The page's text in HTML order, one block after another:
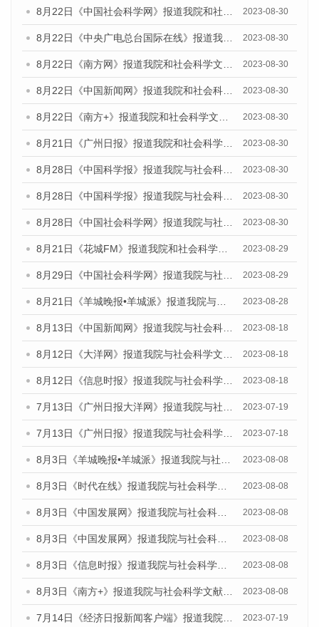
8月22日《中国社会科学网》报道我院和社会科学文献出版社联合发布《广州数字经济发展报告（2023）》蓝皮书的媒体报道 2023-08-30
8月22日《中央广电总台国际在线》报道我院和社会科学文献出版社联合发布《广州数字经济发展报告（2023）》蓝皮书的媒体报道 2023-08-30
8月22日《南方网》报道我院和社会科学文献出版社联合发布《广州数字经济发展报告（2023）》蓝皮书的媒体报道 2023-08-30
8月22日《中国新闻网》报道我院和社会科学文献出版社联合发布《广州数字经济发展报告（2023）》蓝皮书的媒体报道 2023-08-30
8月22日《南方+》报道我院和社会科学文献出版社联合发布《广州数字经济发展报告（2023）》蓝皮书的媒体报道 2023-08-30
8月21日《广州日报》报道我院和社会科学文献出版社联合发布《广州数字经济发展报告（2023）》蓝皮书的媒体文章 2023-08-30
8月28日《中国科学报》报道我院与社会科学文献出版社联合发布《广州蓝皮书：广州创新型城市发展报告（2023）》的媒体文章 2023-08-30
8月28日《中国科学报》报道我院与社会科学文献出版社联合发布《广州蓝皮书：广州创新型城市发展报告（2023）》的媒体文章 2023-08-30
8月28日《中国社会科学网》报道我院与社会科学文献出版社联合发布《广州蓝皮书：广州创新型城市发展报告（2023）》的媒体文章 2023-08-30
8月21日《花城FM》报道我院和社会科学文献出版社联合发布《广州数字经济发展报告（2023）》蓝皮书的媒体文章 2023-08-29
8月29日《中国社会科学网》报道我院与社会科学文献出版社联合发布《广州蓝皮书：广州文化产业发展报告（2022）》的媒体文章 2023-08-29
8月21日《羊城晚报•羊城派》报道我院与社会科学文献出版社联合发布《广州蓝皮书：广州数字经济发展报告（2023）》的媒体文章 2023-08-28
8月13日《中国新闻网》报道我院与社会科学文献出版社联合发布的《广州蓝皮书：广州社会发展报告（2023）》媒体文章 2023-08-18
8月12日《大洋网》报道我院与社会科学文献出版社联合发布的《广州蓝皮书：广州社会发展报告（2023）》媒体文章 2023-08-18
8月12日《信息时报》报道我院与社会科学文献出版社联合发布的《广州蓝皮书：广州社会发展报告（2023）》媒体文章 2023-08-18
7月13日《广州日报大洋网》报道我院与社会科学文献出版社联合发布了《广州蓝皮书：广州城乡融合发展报告（2023）》的视频采访 2023-07-19
7月13日《广州日报》报道我院与社会科学文献出版社联合发布了《广州蓝皮书：广州城乡融合发展报告（2023）》的视频采访 2023-07-18
8月3日《羊城晚报•羊城派》报道我院与社会科学文献出版社联合发布的《广州蓝皮书：广州城市国际化发展报告（2023）——中国式现代化与城市国际化》媒体文章 2023-08-08
8月3日《时代在线》报道我院与社会科学文献出版社联合发布的《广州蓝皮书：广州城市国际化发展报告（2023）——中国式现代化与城市国际化》媒体文章 2023-08-08
8月3日《中国发展网》报道我院与社会科学文献出版社联合发布的《广州蓝皮书：广州城市国际化发展报告（2023）——中国式现代化与城市国际化》媒体文章 2023-08-08
8月3日《中国发展网》报道我院与社会科学文献出版社联合发布的《广州蓝皮书：广州城市国际化发展报告（2023）——中国式现代化与城市国际化》媒体文章 2023-08-08
8月3日《信息时报》报道我院与社会科学文献出版社联合发布的《广州蓝皮书：广州城市国际化发展报告（2023）——中国式现代化与城市国际化》媒体文章 2023-08-08
8月3日《南方+》报道我院与社会科学文献出版社联合发布的《广州蓝皮书：广州城市国际化发展报告（2023）——中国式现代化与城市国际化》媒体文章 2023-08-08
7月14日《经济日报新闻客户端》报道我院与社会科学文献出版社联合发布的《广州蓝皮书：广州经济发展报告（2023）》的媒体文章 2023-07-19